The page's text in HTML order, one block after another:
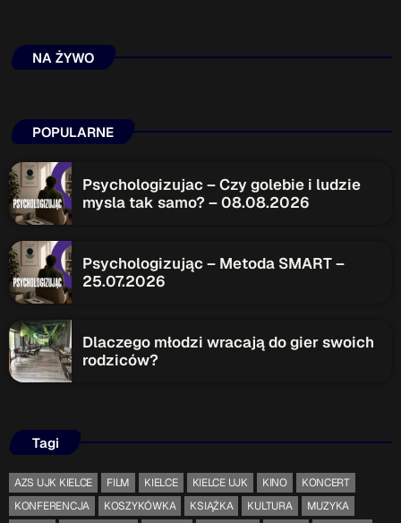
NA ŻYWO
POPULARNE
Psychologizujac – Czy golebie i ludzie
mysla tak samo? – 08.08.2026
Psychologizując – Metoda SMART –
25.07.2026
Dlaczego młodzi wracają do gier swoich
rodziców?
Tagi
AZS UJK KIELCE FILM KIELCE KIELCE UJK KINO
KONCERT
KONFERENCJA
KOSZYKÓWKA KSIĄŻKA KULTURA
MUZYKA